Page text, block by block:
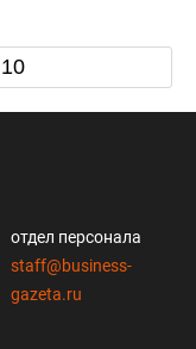
10
отдел персонала
staff@business-
gazeta.ru